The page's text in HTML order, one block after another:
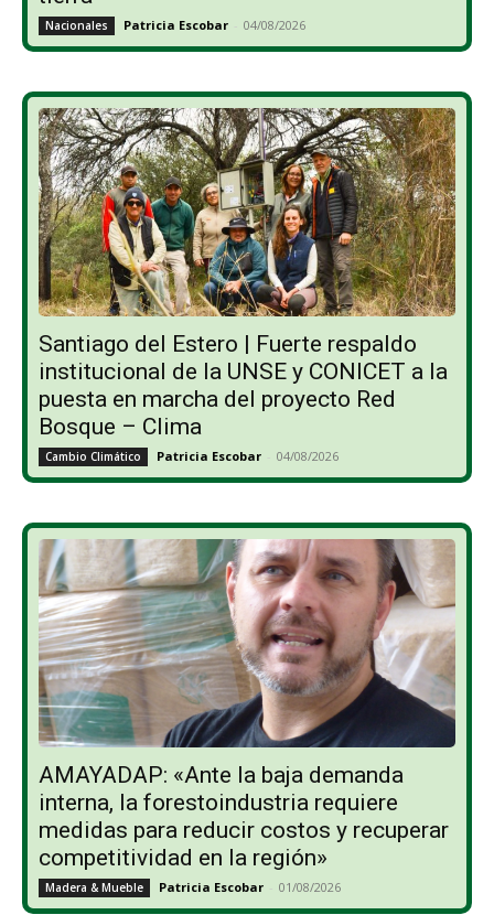
Nacionales Patricia Escobar - 04/08/2026
Santiago del Estero | Fuerte respaldo
institucional de la UNSE y CONICET a la
puesta en marcha del proyecto Red
Bosque – Clima
Cambio Climático Patricia Escobar - 04/08/2026
AMAYADAP: «Ante la baja demanda
interna, la forestoindustria requiere
medidas para reducir costos y recuperar
competitividad en la región»
Madera & Mueble Patricia Escobar - 01/08/2026